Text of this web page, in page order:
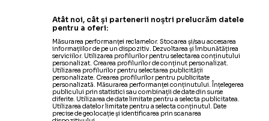
Atât noi, cât și partenerii noștri prelucrăm datele
pentru a oferi:
Măsurarea performanței reclamelor. Stocarea și/sau accesarea
informațiilor de pe un dispozitiv. Dezvoltarea și îmbunătățirea
serviciilor. Utilizarea profilurilor pentru selectarea conținutului
personalizat. Crearea profilurilor de conținut personalizat.
Utilizarea profilurilor pentru selectarea publicității
personalizate. Crearea profilurilor pentru publicitate
personalizată. Măsurarea performanței conținutului. Înțelegerea
publicului prin statistici sau combinații de date din surse
diferite. Utilizarea de date limitate pentru a selecta publicitatea.
Utilizarea datelor limitate pentru a selecta conținutul. Date
precise de geolocație și identificarea prin scanarea